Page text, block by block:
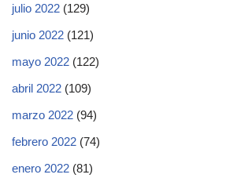
julio 2022 (129)
junio 2022 (121)
mayo 2022 (122)
abril 2022 (109)
marzo 2022 (94)
febrero 2022 (74)
enero 2022 (81)